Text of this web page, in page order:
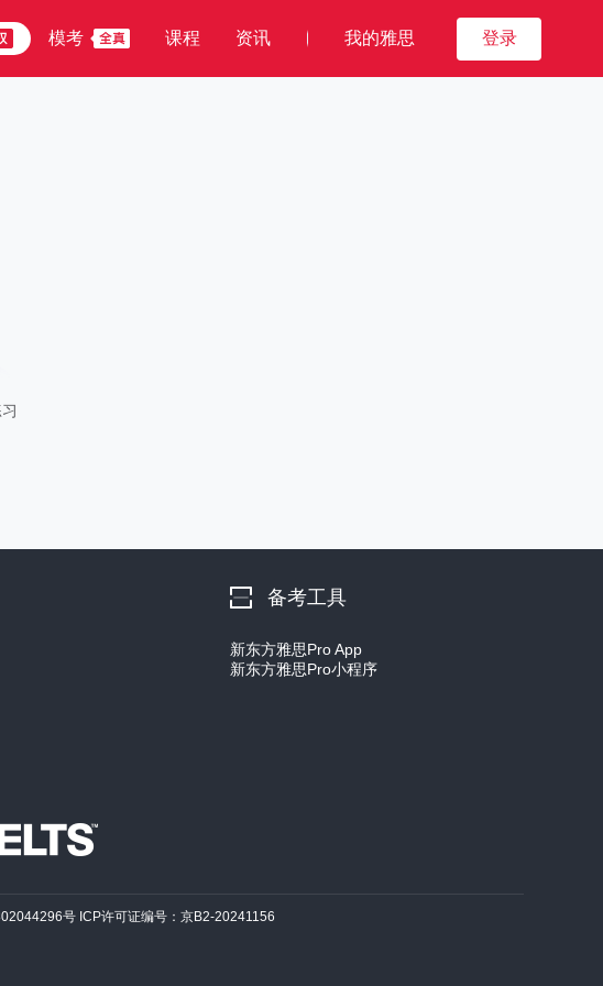
模考 课程 资讯 我的雅思 登录
备考工具
新东方雅思Pro App
新东方雅思Pro小程序
号 ICP许可证编号：京B2-20241156